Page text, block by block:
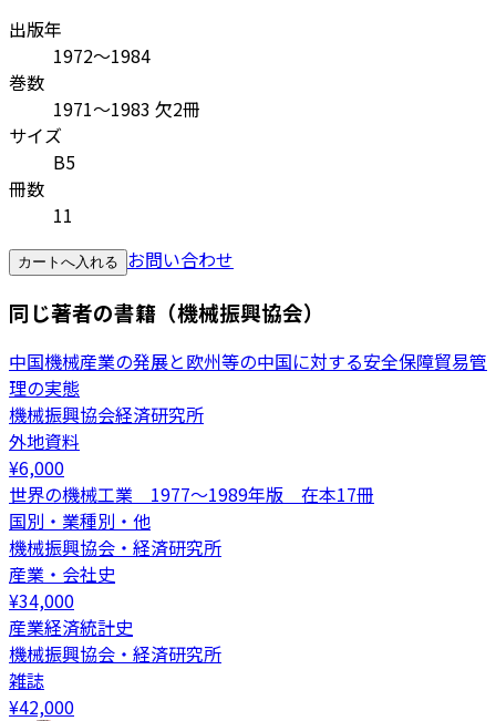
出版年
1972～1984
巻数
1971～1983 欠2冊
サイズ
B5
冊数
11
カートへ入れる お問い合わせ
同じ著者の書籍（機械振興協会）
中国機械産業の発展と欧州等の中国に対する安全保障貿易管
理の実態
機械振興協会経済研究所
外地資料
¥6,000
世界の機械工業 1977～1989年版 在本17冊
国別・業種別・他
機械振興協会・経済研究所
産業・会社史
¥34,000
産業経済統計史
機械振興協会・経済研究所
雑誌
¥42,000